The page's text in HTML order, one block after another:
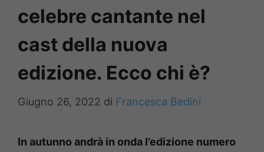
celebre cantante nel
cast della nuova
edizione. Ecco chi è?
Giugno 26, 2022 di Francesca Bedini
In autunno andrà in onda l’edizione numero